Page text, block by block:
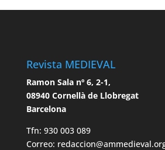
Revista MEDIEVAL
Ramon Sala nº 6, 2-1,
08940 Cornellà de Llobregat
Barcelona
Tfn: 930 003 089
Correo: